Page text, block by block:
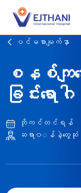
Skip to content
ပင်မစာမျက်နှာ
စနစ်ကျ
ခြင်းရောဂါ
ဘိုကင်တင်ရန်
ဆရာ၀◌န်နဲ့တွေ့